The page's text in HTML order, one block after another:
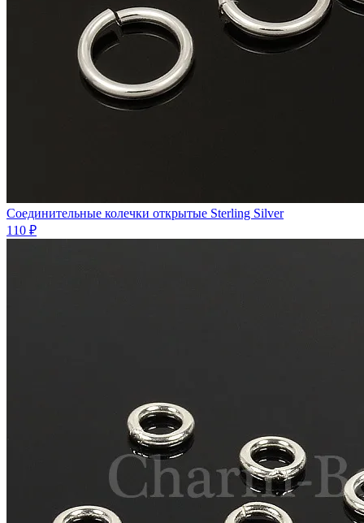
Соединительные колечки открытые Sterling Silver
110 ₽